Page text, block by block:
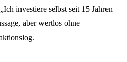
investiere selbst seit 15 Jahren
aber wertlos ohne